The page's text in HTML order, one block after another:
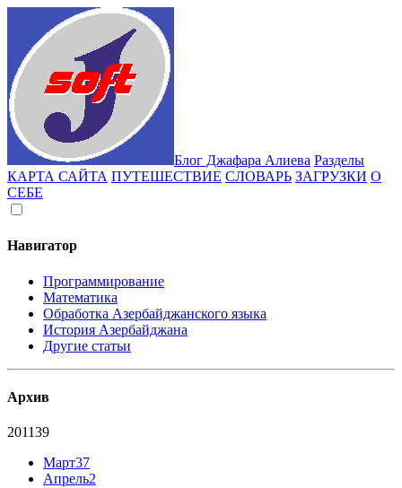
Блог Джафара Алиева Разделы
КАРТА САЙТА ПУТЕШЕСТВИЕ СЛОВАРЬ ЗАГРУЗКИ О
СЕБЕ
Навигатор
Программирование
Математика
Обработка Азербайджанского языка
История Азербайджана
Другие статьи
Архив
201139
Март37
Апрель2